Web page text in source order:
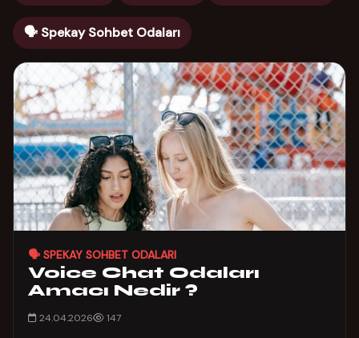
🗣️ Spekay Sohbet Odaları
🗣️ SPEKAY SOHBET ODALARI
Voice Chat Odaları
Amacı Nedir ?
24.04.2026 147